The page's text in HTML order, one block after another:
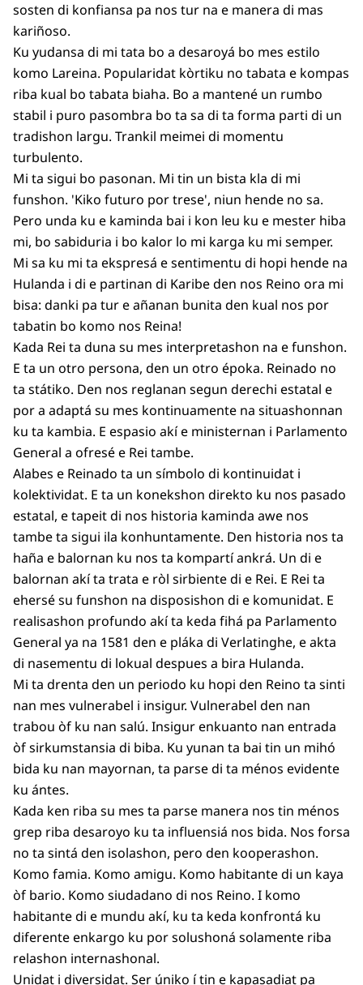
sosten di konfiansa pa nos tur na e manera di mas
kariñoso.
Ku yudansa di mi tata bo a desaroyá bo mes estilo
komo Lareina. Popularidat kòrtiku no tabata e kompas
riba kual bo tabata biaha. Bo a mantené un rumbo
stabil i puro pasombra bo ta sa di ta forma parti di un
tradishon largu. Trankil meimei di momentu
turbulento.
Mi ta sigui bo pasonan. Mi tin un bista kla di mi
funshon. 'Kiko futuro por trese', niun hende no sa.
Pero unda ku e kaminda bai i kon leu ku e mester hiba
mi, bo sabiduria i bo kalor lo mi karga ku mi semper.
Mi sa ku mi ta ekspresá e sentimentu di hopi hende na
Hulanda i di e partinan di Karibe den nos Reino ora mi
bisa: danki pa tur e añanan bunita den kual nos por
tabatin bo komo nos Reina!
Kada Rei ta duna su mes interpretashon na e funshon.
E ta un otro persona, den un otro époka. Reinado no
ta státiko. Den nos reglanan segun derechi estatal e
por a adaptá su mes kontinuamente na situashonnan
ku ta kambia. E espasio akí e ministernan i Parlamento
General a ofresé e Rei tambe.
Alabes e Reinado ta un símbolo di kontinuidat i
kolektividat. E ta un konekshon direkto ku nos pasado
estatal, e tapeit di nos historia kaminda awe nos
tambe ta sigui ila konhuntamente. Den historia nos ta
haña e balornan ku nos ta kompartí ankrá. Un di e
balornan akí ta trata e ròl sirbiente di e Rei. E Rei ta
ehersé su funshon na disposishon di e komunidat. E
realisashon profundo akí ta keda fihá pa Parlamento
General ya na 1581 den e pláka di Verlatinghe, e akta
di nasementu di lokual despues a bira Hulanda.
Mi ta drenta den un periodo ku hopi den Reino ta sinti
nan mes vulnerabel i insigur. Vulnerabel den nan
trabou òf ku nan salú. Insigur enkuanto nan entrada
òf sirkumstansia di biba. Ku yunan ta bai tin un mihó
bida ku nan mayornan, ta parse di ta ménos evidente
ku ántes.
Kada ken riba su mes ta parse manera nos tin ménos
grep riba desaroyo ku ta influensiá nos bida. Nos forsa
no ta sintá den isolashon, pero den kooperashon.
Komo famia. Komo amigu. Komo habitante di un kaya
òf bario. Komo siudadano di nos Reino. I komo
habitante di e mundu akí, ku ta keda konfrontá ku
diferente enkargo ku por solushoná solamente riba
relashon internashonal.
Unidat i diversidat. Ser úniko í tin e kapasadiat pa